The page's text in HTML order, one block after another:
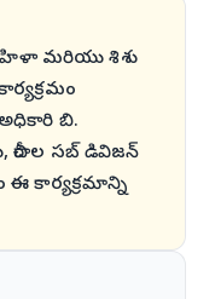
మరియు శిశు
బి.
సబ్ డివిజన్
ఈ కార్యక్రమాన్ని